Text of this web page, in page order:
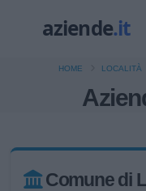
HOME LOCALITÀ
Comune di